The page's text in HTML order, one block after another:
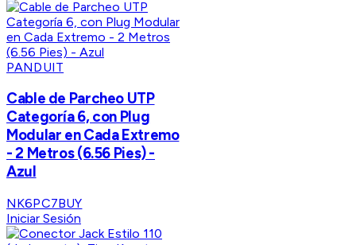
PANDUIT
Cable de Parcheo UTP
Categoría 6, con Plug
Modular en Cada Extremo
- 2 Metros (6.56 Pies) -
Azul
NK6PC7BUY
Iniciar Sesión